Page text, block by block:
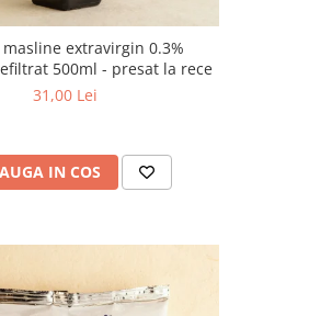
extravirgin 0.3%
500ml - presat la rece
31,00 Lei
IN COS